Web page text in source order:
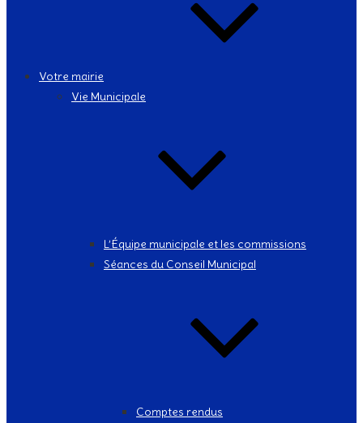
Votre mairie
Vie Municipale
L’Équipe municipale et les commissions
Séances du Conseil Municipal
Comptes rendus